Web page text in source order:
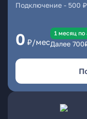
Подключение - 500
0 ₽/мес
1 месяц по
Далее 700